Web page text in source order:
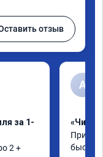
отзыв
за 1-
2 +
A
«Чип